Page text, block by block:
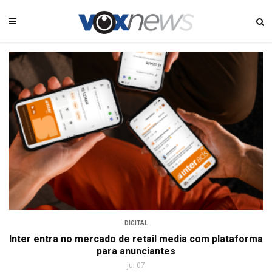
DIGITAL
Inter entra no mercado de retail media com plataforma
para anunciantes
jul 07